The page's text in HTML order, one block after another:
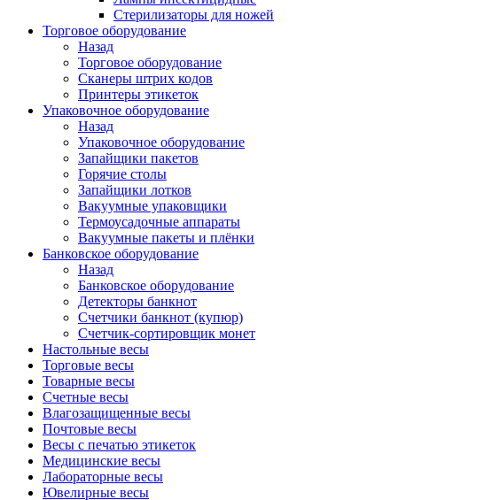
Стерилизаторы для ножей
Торговое оборудование
Назад
Торговое оборудование
Сканеры штрих кодов
Принтеры этикеток
Упаковочное оборудование
Назад
Упаковочное оборудование
Запайщики пакетов
Горячие столы
Запайщики лотков
Вакуумные упаковщики
Термоусадочные аппараты
Вакуумные пакеты и плёнки
Банковское оборудование
Назад
Банковское оборудование
Детекторы банкнот
Cчетчики банкнот (купюр)
Счетчик-сортировщик монет
Настольные весы
Торговые весы
Товарные весы
Счетные весы
Влагозащищенные весы
Почтовые весы
Весы с печатью этикеток
Медицинские весы
Лабораторные весы
Ювелирные весы